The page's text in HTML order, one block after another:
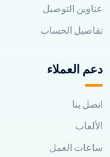
عناوين التوصيل
تفاصيل الحساب
دعم العملاء
اتصل بنا
الألعاب
ساعات العمل